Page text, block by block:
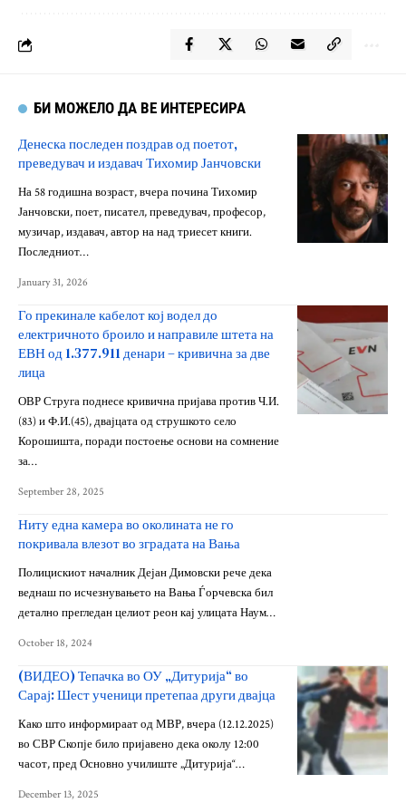
БИ МОЖЕЛО ДА ВЕ ИНТЕРЕСИРА
Денеска последен поздрав од поетот,
преведувач и издавач Тихомир Јанчовски
На 58 годишна возраст, вчера почина Тихомир
Јанчовски, поет, писател, преведувач, професор,
музичар, издавач, автор на над триесет книги.
Последниот…
January 31, 2026
Го прекинале кабелот кој водел до
електричното броило и направиле штета на
ЕВН од 1.377.911 денари – кривична за две
лица
ОВР Струга поднесе кривична пријава против Ч.И.
(83) и Ф.И.(45), двајцата од струшкото село
Корошишта, поради постоење основи на сомнение
за…
September 28, 2025
Ниту една камера во околината не го
покривала влезот во зградата на Вања
Полицискиот началник Дејан Димовски рече дека
веднаш по исчезнувањето на Вања Ѓорчевска бил
детално прегледан целиот реон кај улицата Наум…
October 18, 2024
(ВИДЕО) Тепачка во ОУ „Дитурија“ во
Сарај: Шест ученици претепаа други двајца
Како што информираат од МВР, вчера (12.12.2025)
во СВР Скопје било пријавено дека околу 12:00
часот, пред Основно училиште „Дитурија“…
December 13, 2025